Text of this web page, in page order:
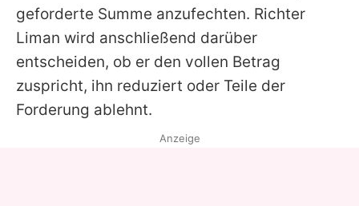
geforderte Summe anzufechten. Richter
Liman wird anschließend darüber
entscheiden, ob er den vollen Betrag
zuspricht, ihn reduziert oder Teile der
Forderung ablehnt.
Anzeige